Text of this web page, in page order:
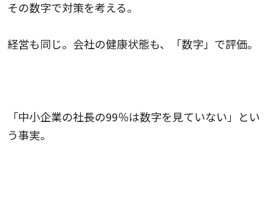
その数字で対策を考える。
経営も同じ。会社の健康状態も、「数字」で評価。
「中小企業の社長の99％は数字を見ていない」とい
う事実。